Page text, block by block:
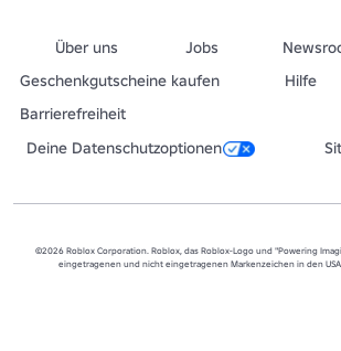
Über uns Jobs
Geschenkgutscheine kaufen
Hilfe
Barrierefreiheit
Deine Datenschutzoptionen
©2026 Roblox Corporation. Roblox, das Roblox-Logo und "Powering
eingetragenen und nicht eingetragenen Markenzeichen in den